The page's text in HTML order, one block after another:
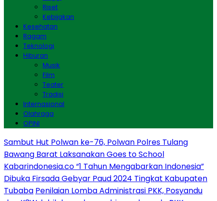
Riset
Kebijakan
Kesehatan
Ragam
Teknologi
Hiburan
Musik
Film
Teater
Tradisi
Internasional
Olahraga
OPINI
Sambut Hut Polwan ke-76, Polwan Polres Tulang
Bawang Barat Laksanakan Goes to School
Kabarindonesia.co “1 Tahun Mengabarkan Indonesia”
Dibuka Firsada Gebyar Paud 2024 Tingkat Kabupaten
Tubaba Penilaian Lomba Administrasi PKK, Posyandu